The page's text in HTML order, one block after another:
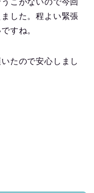
こがないので今回
した。程よい緊張
すね。
たので安心しまし